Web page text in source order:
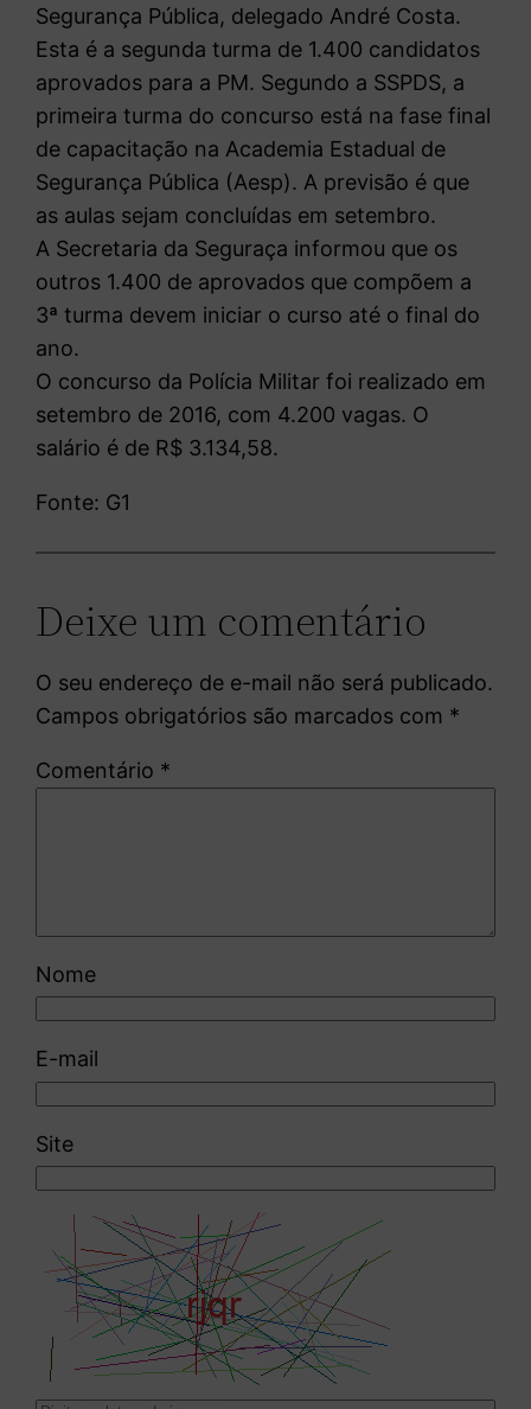
Segurança Pública, delegado André Costa.
Esta é a segunda turma de 1.400 candidatos
aprovados para a PM. Segundo a SSPDS, a
primeira turma do concurso está na fase final
de capacitação na Academia Estadual de
Segurança Pública (Aesp). A previsão é que
as aulas sejam concluídas em setembro.
A Secretaria da Seguraça informou que os
outros 1.400 de aprovados que compõem a
3ª turma devem iniciar o curso até o final do
ano.
O concurso da Polícia Militar foi realizado em
setembro de 2016, com 4.200 vagas. O
salário é de R$ 3.134,58.
Fonte: G1
Deixe um comentário
O seu endereço de e-mail não será publicado.
Campos obrigatórios são marcados com *
Comentário *
Nome
E-mail
Site